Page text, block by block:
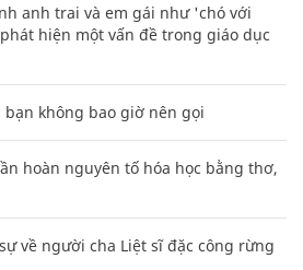
anh trai và em gái như 'chó với
hiện một vấn đề trong giáo dục
bạn không bao giờ nên gọi
hoàn nguyên tố hóa học bằng thơ,
về người cha Liệt sĩ đặc công rừng